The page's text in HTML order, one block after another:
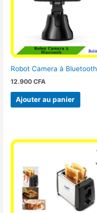
Robot Camera à Bluetooth
12.900CFA
Ajouter au panier